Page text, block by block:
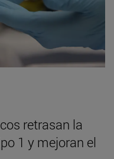
retrasan la
1 y mejoran el